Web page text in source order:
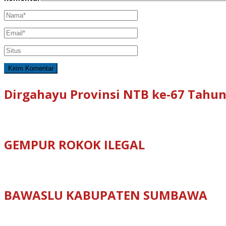
Dirgahayu Provinsi NTB ke-67
GEMPUR ROKOK ILEGAL
BAWASLU KABUPATEN SUMBAWA